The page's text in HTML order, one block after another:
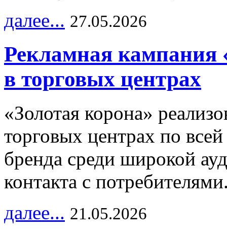
далее... 27.05.2026
Рекламная кампания
в торговых центрах
«Золотая корона»
торговых центрах по
бренда среди широкой
контакта с
далее... 21.05.2026